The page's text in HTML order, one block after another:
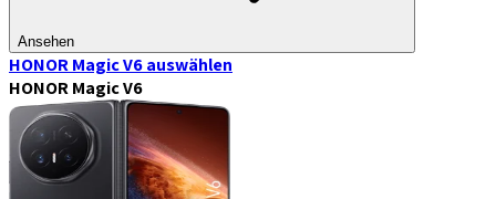
Ansehen
HONOR Magic V6auswählen
HONOR Magic V6